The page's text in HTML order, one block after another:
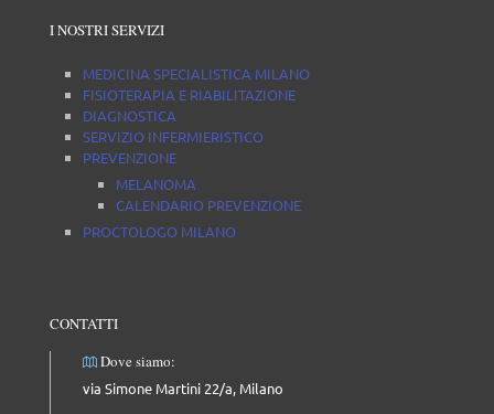
I NOSTRI SERVIZI
MEDICINA SPECIALISTICA MILANO
FISIOTERAPIA E RIABILITAZIONE
DIAGNOSTICA
SERVIZIO INFERMIERISTICO
PREVENZIONE
MELANOMA
CALENDARIO PREVENZIONE
PROCTOLOGO MILANO
CONTATTI
Dove siamo:
via Simone Martini 22/a, Milano